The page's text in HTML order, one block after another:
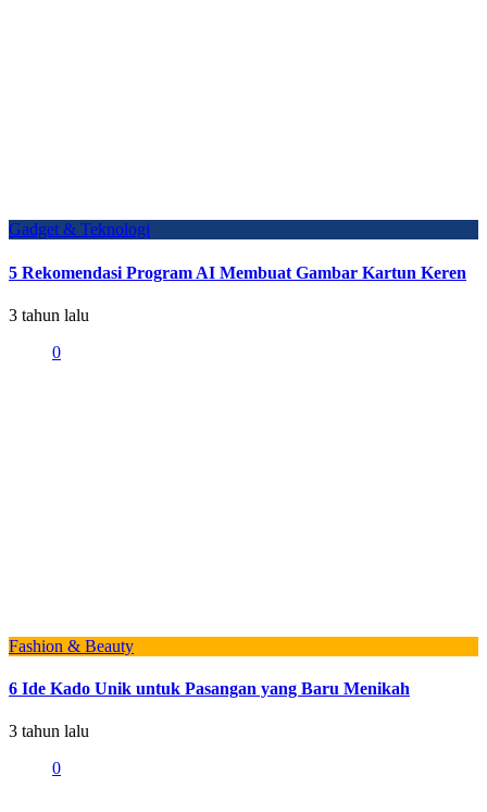
Gadget & Teknologi
5 Rekomendasi Program AI Membuat Gambar Kartun Keren
3 tahun lalu
0
Fashion & Beauty
6 Ide Kado Unik untuk Pasangan yang Baru Menikah
3 tahun lalu
0